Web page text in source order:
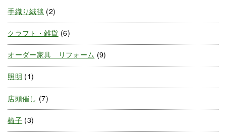
手織り絨毯 (2)
クラフト・雑貨 (6)
オーダー家具 リフォーム (9)
照明 (1)
店頭催し (7)
椅子 (3)